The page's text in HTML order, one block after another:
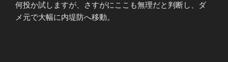
何投か試しますが、さすがにここも無理だと判断し、ダ
メ元で大幅に内堤防へ移動。